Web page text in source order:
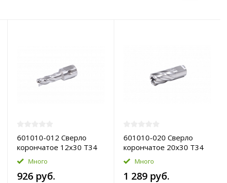
601010-012 Сверло
корончатое 12х30 T34
HSS-Pro
Много
926 руб.
601010-020 Сверло
корончатое 20х30 T34
HSS-Pro
Много
1 289 руб.